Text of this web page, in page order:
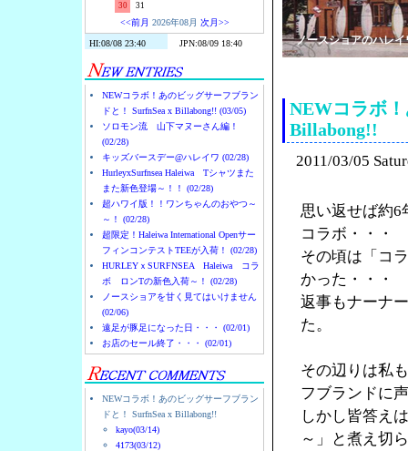
30
31
<<前月 2026年08月 次月>>
NEWコラボ！あのビッグサーフブラン
ドと！ SurfnSea x Billabong!! (03/05)
ソロモン流 山下マヌーさん編！
(02/28)
キッズバースデー@ハレイワ (02/28)
HurleyxSurfnsea Haleiwa Tシャツまた
また新色登場～！！ (02/28)
超ハワイ版！！ワンちゃんのおやつ～
～！ (02/28)
超限定！Haleiwa International Openサー
フィンコンテストTEEが入荷！ (02/28)
HURLEYｘSURFNSEA Haleiwa コラ
ボ ロンTの新色入荷～！ (02/28)
ノースショアを甘く見てはいけません
(02/06)
遠足が豚足になった日・・・ (02/01)
お店のセール終了・・・ (02/01)
NEWコラボ！あのビッグサーフブラン
ドと！ SurfnSea x Billabong!!
kayo(03/14)
4173(03/12)
ノースショアのハレ
NEWコラボ
Billabong!!
2011/03/05
思い返せば約6
コラボ・・・
その頃は「コ
かった・・・
返事もナーナ
た。
その辺りは私
フブランドに
しかし皆答え
～」と煮え切